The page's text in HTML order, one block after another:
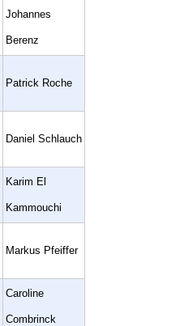
Johannes
Berenz
Patrick Roche
Daniel Schlauch
Karim El
Kammouchi
Markus Pfeiffer
Caroline
Combrinck